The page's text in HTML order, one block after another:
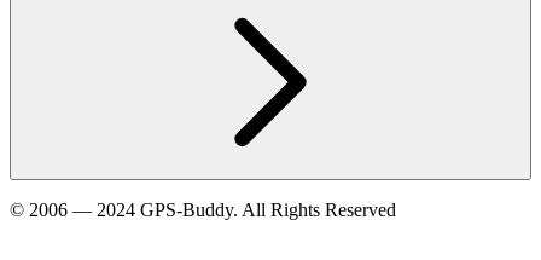
© 2006 — 2024 GPS-Buddy. All Rights Reserved